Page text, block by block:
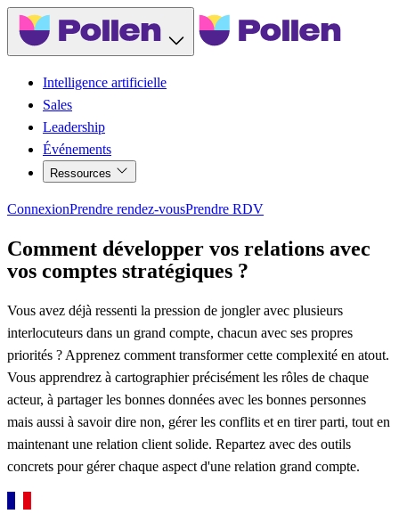
Intelligence artificielle
Sales
Leadership
Événements
Ressources
ConnexionPrendre rendez-vousPrendre RDV
Comment développer vos relations avec
vos comptes stratégiques ?
Vous avez déjà ressenti la pression de jongler avec plusieurs
interlocuteurs dans un grand compte, chacun avec ses propres
priorités ? Apprenez comment transformer cette complexité en atout.
Vous apprendrez à cartographier précisément les rôles de chaque
acteur, à partager les bonnes données avec les bonnes personnes
mais aussi à savoir dire non, gérer les conflits et en tirer parti, tout en
maintenant une relation client solide. Repartez avec des outils
concrets pour gérer chaque aspect d'une relation grand compte.